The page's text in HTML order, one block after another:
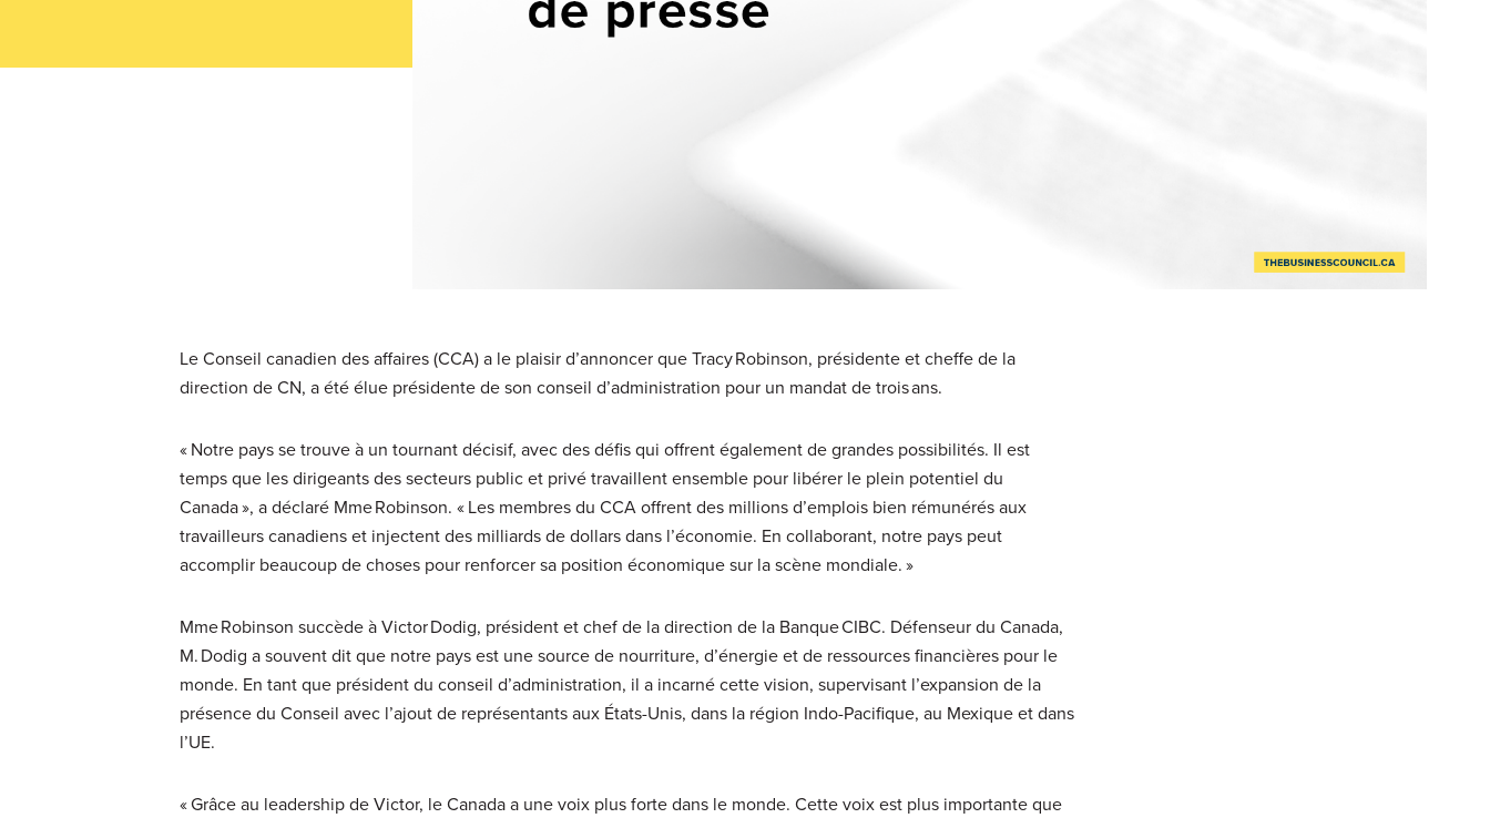
Le Conseil canadien des affaires (CCA) a le plaisir d’annoncer que Tracy Robinson, présidente et cheffe de la
direction de CN, a été élue présidente de son conseil d’administration pour un mandat de trois ans.
« Notre pays se trouve à un tournant décisif, avec des défis qui offrent également de grandes possibilités. Il est
temps que les dirigeants des secteurs public et privé travaillent ensemble pour libérer le plein potentiel du
Canada », a déclaré Mme Robinson. « Les membres du CCA offrent des millions d’emplois bien rémunérés aux
travailleurs canadiens et injectent des milliards de dollars dans l’économie. En collaborant, notre pays peut
accomplir beaucoup de choses pour renforcer sa position économique sur la scène mondiale. »
Mme Robinson succède à Victor Dodig, président et chef de la direction de la Banque CIBC. Défenseur du Canada,
M. Dodig a souvent dit que notre pays est une source de nourriture, d’énergie et de ressources financières pour le
monde. En tant que président du conseil d’administration, il a incarné cette vision, supervisant l’expansion de la
présence du Conseil avec l’ajout de représentants aux États-Unis, dans la région Indo-Pacifique, au Mexique et dans
l’UE.
« Grâce au leadership de Victor, le Canada a une voix plus forte dans le monde. Cette voix est plus importante que